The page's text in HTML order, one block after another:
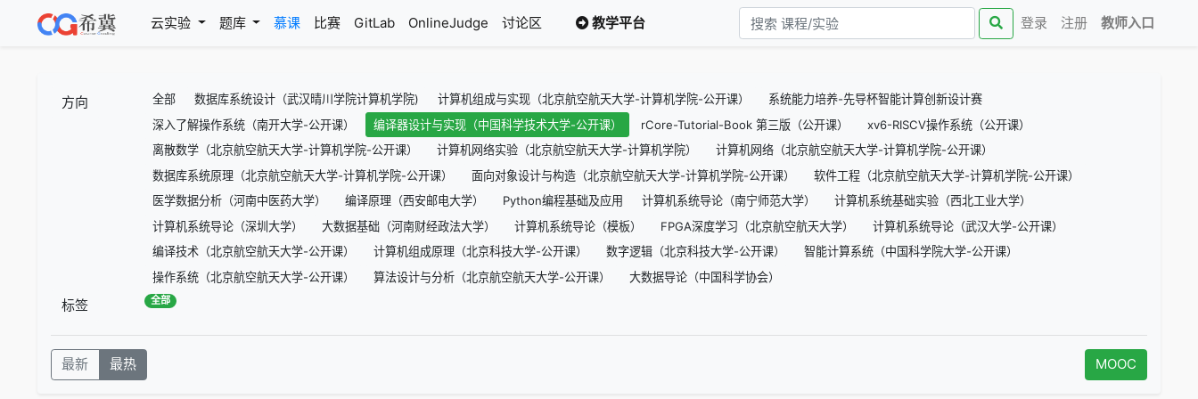
(current)
云实验 题库 慕课 比赛 GitLab OnlineJudge 讨论区 教学平台 登录 注册 教师入口
方向 全部 数据库系统设计（武汉晴川学院计算机学院) 计算机组成与实现（北京航空航天大学-计算机学院-公开课）
系统能力培养-先导杯智能计算创新设计赛
深入了解操作系统（南开大学-公开课）
编译器设计与实现（中国科学技术大学-公开课） rCore-Tutorial-Book 第三版（公开课）
xv6-RISCV操作系统（公开课）
离散数学（北京航空航天大学-计算机学院-公开课）
计算机网络实验（北京航空航天大学-计算机学院）
计算机网络（北京航空航天大学-计算机学院-公开课）
数据库系统原理（北京航空航天大学-计算机学院-公开课）
面向对象设计与构造（北京航空航天大学-计算机学院-公开课）
软件工程（北京航空航天大学-计算机学院-公开课）
医学数据分析（河南中医药大学）
编译原理（西安邮电大学） Python编程基础及应用 计算机系统导论（南宁师范大学）
计算机系统基础实验（西北工业大学）
计算机系统导论（深圳大学）
大数据基础（河南财经政法大学） 计算机系统导论（模板） FPGA深度学习（北京航空航天大学）
计算机系统导论（武汉大学-公开课）
编译技术（北京航空航天大学-公开课）
计算机组成原理（北京科技大学-公开课） 数字逻辑（北京科技大学-公开课）
智能计算系统（中国科学院大学-公开课）
操作系统（北京航空航天大学-公开课）
算法设计与分析（北京航空航天大学-公开课） 大数据导论（中国科学协会）
标签 全部
最新 最热 MOOC